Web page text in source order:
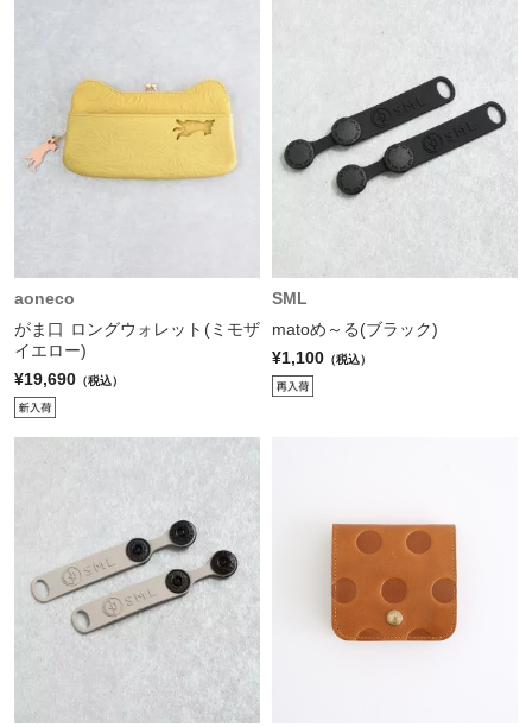
aoneco
がま口 ロングウォレット(ミモザ
イエロー)
¥19,690 （税込）
SML
matoめ～る(ブラック)
¥1,100 （税込）